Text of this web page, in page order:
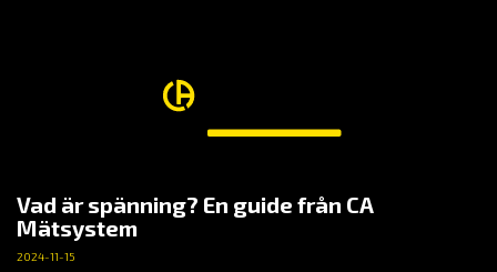
Vad är spänning? En guide från CA
Mätsystem
2024-11-15